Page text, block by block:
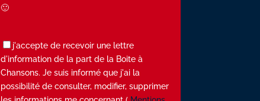
🙂
j'accepte de recevoir une lettre
d'information de la part de la Boite à
Chansons. Je suis informé que j'ai la
possibilité de consulter, modifier, supprimer